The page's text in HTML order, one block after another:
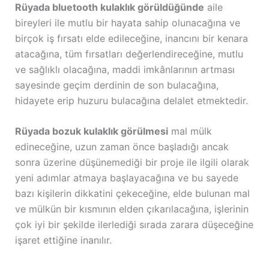
Rüyada bluetooth kulaklık görüldüğünde aile
bireyleri ile mutlu bir hayata sahip olunacağına ve
birçok iş fırsatı elde edileceğine, inancını bir kenara
atacağına, tüm fırsatları değerlendireceğine, mutlu
ve sağlıklı olacağına, maddi imkânlarının artması
sayesinde geçim derdinin de son bulacağına,
hidayete erip huzuru bulacağına delalet etmektedir.
Rüyada bozuk kulaklık görülmesimal mülk
edineceğine, uzun zaman önce başladığı ancak
sonra üzerine düşünemediği bir proje ile ilgili olarak
yeni adımlar atmaya başlayacağına ve bu sayede
bazı kişilerin dikkatini çekeceğine, elde bulunan mal
ve mülkün bir kısmının elden çıkarılacağına, işlerinin
çok iyi bir şekilde ilerlediği sırada zarara düşeceğine
işaret ettiğine inanılır.